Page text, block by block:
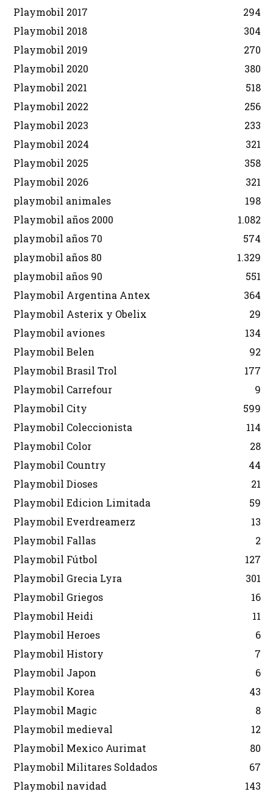
Playmobil 2017
294
Playmobil 2018
304
Playmobil 2019
270
Playmobil 2020
380
Playmobil 2021
518
Playmobil 2022
256
Playmobil 2023
233
Playmobil 2024
321
Playmobil 2025
358
Playmobil 2026
321
playmobil animales
198
Playmobil años 2000
1.082
playmobil años 70
574
playmobil años 80
1.329
playmobil años 90
551
Playmobil Argentina Antex
364
Playmobil Asterix y Obelix
29
Playmobil aviones
134
Playmobil Belen
92
Playmobil Brasil Trol
177
Playmobil Carrefour
9
Playmobil City
599
Playmobil Coleccionista
114
Playmobil Color
28
Playmobil Country
44
Playmobil Dioses
21
Playmobil Edicion Limitada
59
Playmobil Everdreamerz
13
Playmobil Fallas
2
Playmobil Fútbol
127
Playmobil Grecia Lyra
301
Playmobil Griegos
16
Playmobil Heidi
11
Playmobil Heroes
6
Playmobil History
7
Playmobil Japon
6
Playmobil Korea
43
Playmobil Magic
8
Playmobil medieval
12
Playmobil Mexico Aurimat
80
Playmobil Militares Soldados
67
Playmobil navidad
143